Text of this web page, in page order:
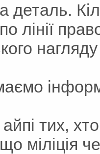
деталь.
лінії
тих,
міліція